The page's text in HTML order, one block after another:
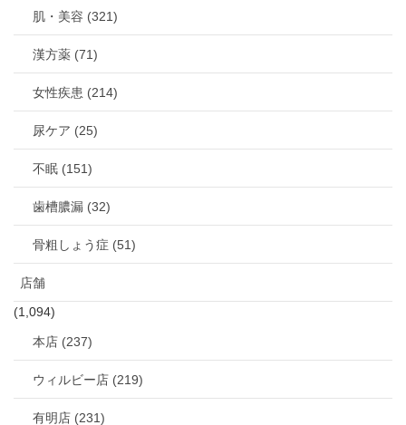
肌・美容 (321)
漢方薬 (71)
女性疾患 (214)
尿ケア (25)
不眠 (151)
歯槽膿漏 (32)
骨粗しょう症 (51)
店舗
(1,094)
本店 (237)
ウィルビー店 (219)
有明店 (231)